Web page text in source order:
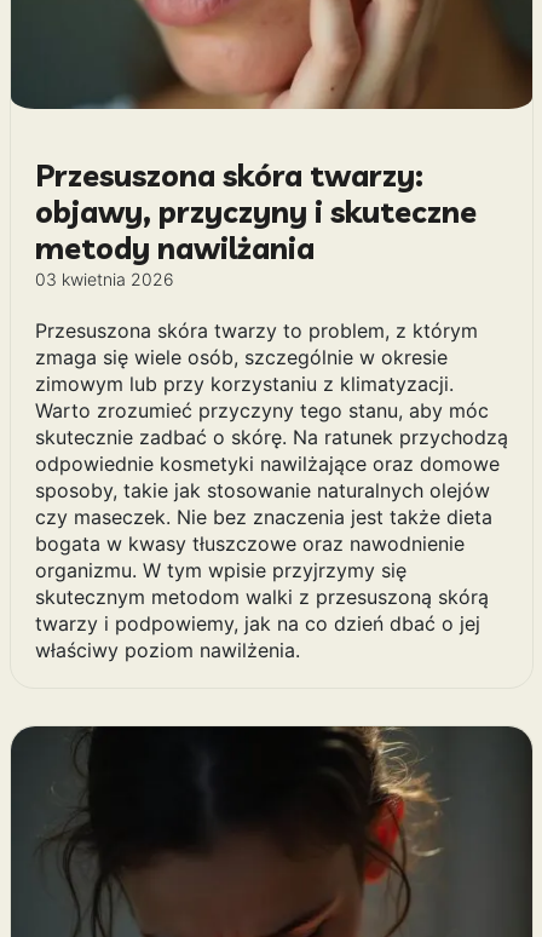
Przesuszona skóra twarzy:
objawy, przyczyny i skuteczne
metody nawilżania
03 kwietnia 2026
Przesuszona skóra twarzy to problem, z którym
zmaga się wiele osób, szczególnie w okresie
zimowym lub przy korzystaniu z klimatyzacji.
Warto zrozumieć przyczyny tego stanu, aby móc
skutecznie zadbać o skórę. Na ratunek przychodzą
odpowiednie kosmetyki nawilżające oraz domowe
sposoby, takie jak stosowanie naturalnych olejów
czy maseczek. Nie bez znaczenia jest także dieta
bogata w kwasy tłuszczowe oraz nawodnienie
organizmu. W tym wpisie przyjrzymy się
skutecznym metodom walki z przesuszoną skórą
twarzy i podpowiemy, jak na co dzień dbać o jej
właściwy poziom nawilżenia.